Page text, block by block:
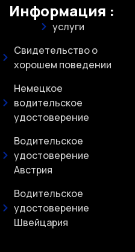
Информация :
услуги
Свидетельство о
хорошем поведении
Немецкое
водительское
удостоверение
Водительское
удостоверение
Австрия
Водительское
удостоверение
Швейцария